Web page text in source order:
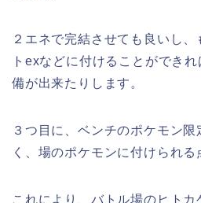
２エネで完結させても良いし
トexなどに付けることができ
備が出来たりします。
３つ目に、ベンチのポケモン
く、場のポケモンに付けられる
これにより、バトル場のヒトカ